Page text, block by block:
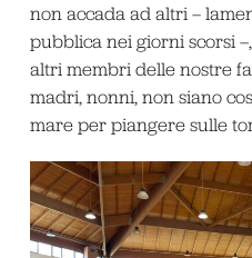
non accada ad altri –
pubblica nei giorni scorsi
altri membri delle nostre
madri, nonni, non siano
mare per piangere sulle